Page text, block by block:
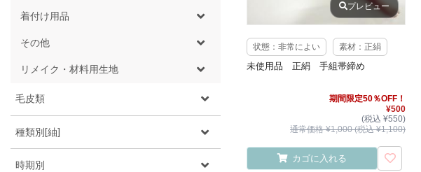
着付け用品
その他
リメイク・材料用生地
毛皮類
種類別[紬]
時期別
プレビュー
状態：非常によい 素材：正絹
未使用品 正絹 手組帯締め
期間限定50％OFF！
¥500
(税込 ¥550)
通常価格 ¥1,000 (税込 ¥1,100)
カゴに入れる